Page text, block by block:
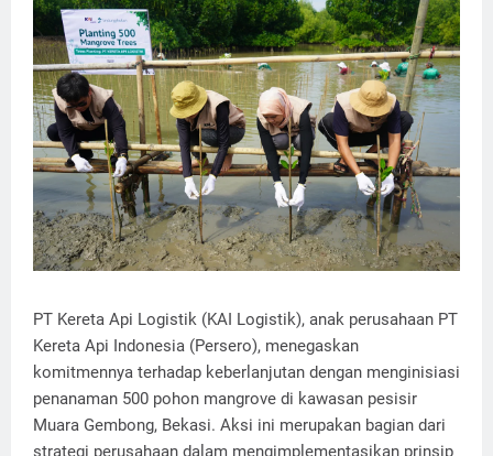
PT Kereta Api Logistik (KAI Logistik), anak perusahaan PT
Kereta Api Indonesia (Persero), menegaskan
komitmennya terhadap keberlanjutan dengan menginisiasi
penanaman 500 pohon mangrove di kawasan pesisir
Muara Gembong, Bekasi. Aksi ini merupakan bagian dari
strategi perusahaan dalam mengimplementasikan prinsip